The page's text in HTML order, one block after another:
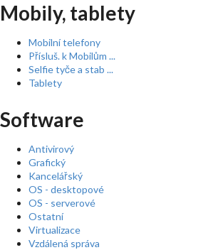
Mobily, tablety
Mobilní telefony
Přísluš. k Mobilům ...
Selfie tyče a stab ...
Tablety
Software
Antivirový
Grafický
Kancelářský
OS - desktopové
OS - serverové
Ostatní
Virtualizace
Vzdálená správa